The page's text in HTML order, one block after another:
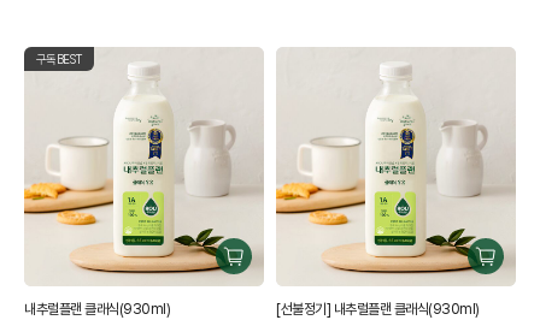
구독BEST
구
매
내추럴플랜 클래식(930ml)
구
매
[선불정기] 내추럴플랜 클래식(930ml)